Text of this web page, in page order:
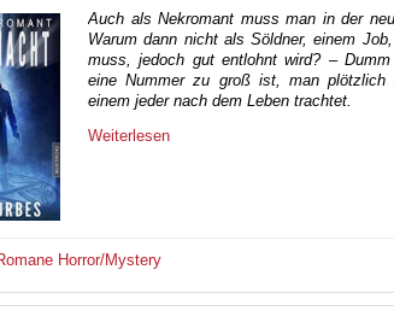
Auch als Nekromant muss man in der
Warum dann nicht als Söldner, einem
muss, jedoch gut entlohnt wird? –
eine Nummer zu groß ist, man plötzlich
einem jeder nach dem Leben trachtet.
Weiterlesen
Horror/Mystery